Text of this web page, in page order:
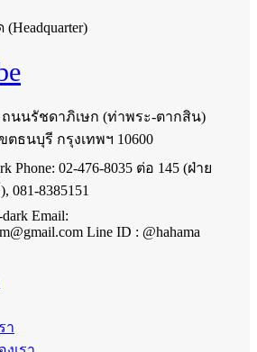
ถนนรัชดาภิเษก (ท่าพระ-ตากสิน)
ตธนบุรี กรุงเทพฯ 10600
Phone: 02-476-8035 ต่อ 145 (ฝ่าย
8385151
Email:
Line ID : @hahama
า